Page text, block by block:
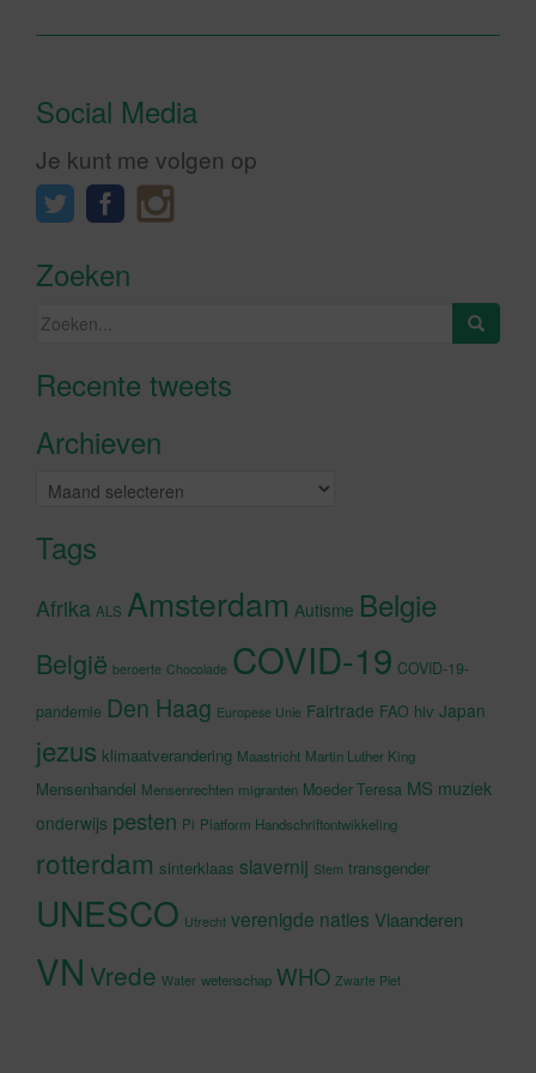
Social Media
Je kunt me volgen op
Zoeken
Zoeken
Recente tweetsKlik om marketing cookies te
Archieven
Archieven
Tags
Afrika ALS Amsterdam Autisme Belgie
België beroerte Chocolade COVID-19 COVID-19-
pandemie Den Haag Europese Unie Fairtrade FAO hiv Japan
jezus klimaatverandering Maastricht Martin Luther King
Mensenhandel Mensenrechten migranten Moeder Teresa MS muziek
onderwijs pesten Pi Platform Handschriftontwikkeling
rotterdam sinterklaas slavernij Stem transgender
UNESCO Utrecht verenigde naties Vlaanderen
VN Vrede Water wetenschap WHO Zwarte Piet